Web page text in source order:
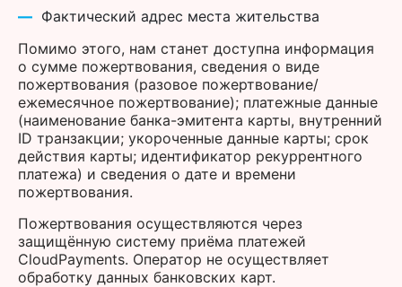
Фактический адрес места жительства
Помимо этого, нам станет доступна информация
о сумме пожертвования, сведения о виде
пожертвования (разовое пожертвование/
ежемесячное пожертвование); платежные данные
(наименование банка-эмитента карты, внутренний
ID транзакции; укороченные данные карты; срок
действия карты; идентификатор рекуррентного
платежа) и сведения о дате и времени
пожертвования.
Пожертвования осуществляются через
защищённую систему приёма платежей
CloudPayments. Оператор не осуществляет
обработку данных банковских карт.